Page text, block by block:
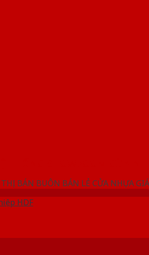
BÁN BUÔN BÁN LẺ CỬA NHỰA
HDF